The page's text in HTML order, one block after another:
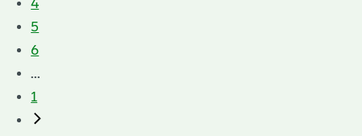
4
5
6
...
1